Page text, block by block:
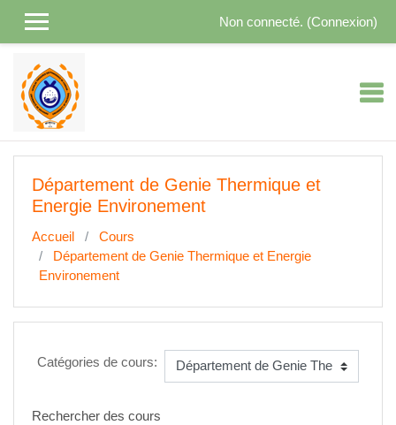
Non connecté. (Connexion)
Département de Genie Thermique et
Energie Environement
Accueil
Cours
Département de Genie Thermique et Energie
Environement
Catégories de cours:
Rechercher des cours